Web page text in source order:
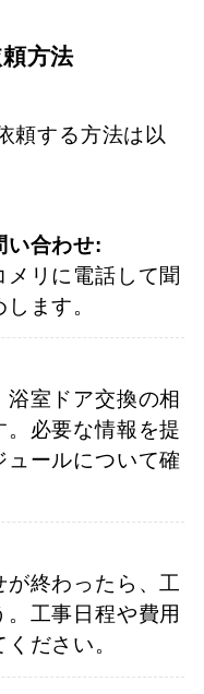
方法
頼する方法は以
い合わせ:
リに電話して聞
ます。
浴室ドア交換の相
必要な情報を提
ールについて確
終わったら、工
工事日程や費用
ださい。